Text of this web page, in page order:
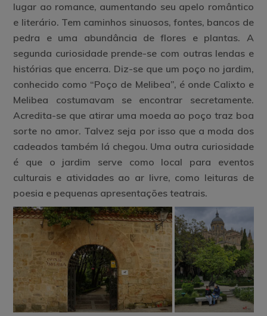
lugar ao romance, aumentando seu apelo romântico
e literário. Tem caminhos sinuosos, fontes, bancos de
pedra e uma abundância de flores e plantas. A
segunda curiosidade prende-se com outras lendas e
histórias que encerra. Diz-se que um poço no jardim,
conhecido como “Poço de Melibea”, é onde Calixto e
Melibea costumavam se encontrar secretamente.
Acredita-se que atirar uma moeda ao poço traz boa
sorte no amor. Talvez seja por isso que a moda dos
cadeados também lá chegou. Uma outra curiosidade
é que o jardim serve como local para eventos
culturais e atividades ao ar livre, como leituras de
poesia e pequenas apresentações teatrais.